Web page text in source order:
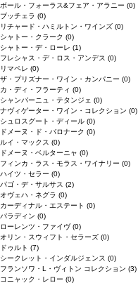
ボール・フォーラス&フェア・アラニー (0)
ブッチェラ (0)
リチャード・ハミルトン・ワインズ (0)
シャトー・クラーク (0)
シャトー・デ・ローレ (1)
フレシャス・デ・ロス・アンデス (0)
リマペレ (0)
ザ・プリズナー・ワイン・カンパニー (0)
カ・ディ・フラーティ (0)
シャンパーニュ・テタンジェ (0)
ナヴィゲーター・ワイン・コレクション (0)
シュロスグート・ディール (0)
ドメーヌ・ド・バロナーク (0)
ルイ・マックス (0)
ドメーヌ・ベルターニャ (0)
フィンカ・ラス・モラス・ワイナリー (0)
ハイツ・セラー (0)
パゴ・デ・サルサス (2)
オヴェハ・ネグラ (0)
カーディナル・エステート (0)
パラディン (0)
ローレンツ・ファイヴ(0)
オリン・スウィフト・セラーズ (0)
ドゥルト (7)
シークレット・インダルジェンス (0)
フランソワ・L・ヴィトン コレクション (3)
コニャック・レロー (0)